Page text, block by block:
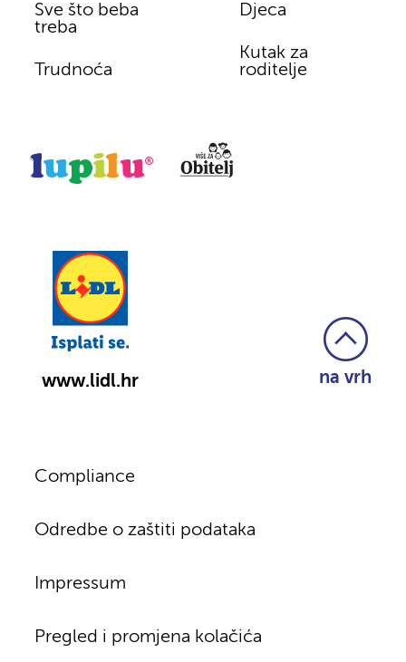
Sve što beba
treba
Trudnoća
Djeca
Kutak za
roditelje
www.lidl.hr na vrh
Pregled i promjena kolačića
Impressum
Odredbe o zaštiti podataka
Compliance